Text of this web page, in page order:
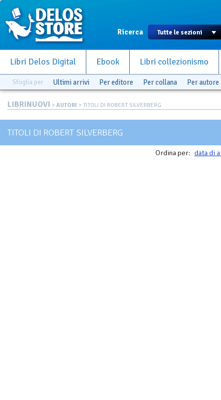
Ricerca
Libri Delos Digital Ebook Libri collezionismo
Sfoglia per Ultimi arrivi Per editore Per collana Per autore
LIBRINUOVI > AUTORI > TITOLI DI ROBERT SILVERBERG
TITOLI DI ROBERT SILVERBERG
Ordina per: data di